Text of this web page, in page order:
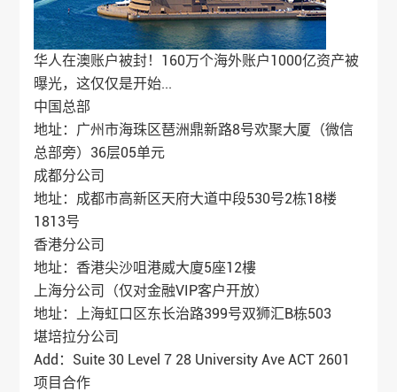
华人在澳账户被封！160万个海外账户1000亿资产被
曝光，这仅仅是开始...
中国总部
地址：广州市海珠区琶洲鼎新路8号欢聚大厦（微信
总部旁）36层05单元
成都分公司
地址：成都市高新区天府大道中段530号2栋18楼
1813号
香港分公司
地址：香港尖沙咀港威大廈5座12樓
上海分公司（仅对金融VIP客户开放）
地址：上海虹口区东长治路399号双狮汇B栋503
堪培拉分公司
Add：Suite 30 Level 7 28 University Ave ACT 2601
项目合作